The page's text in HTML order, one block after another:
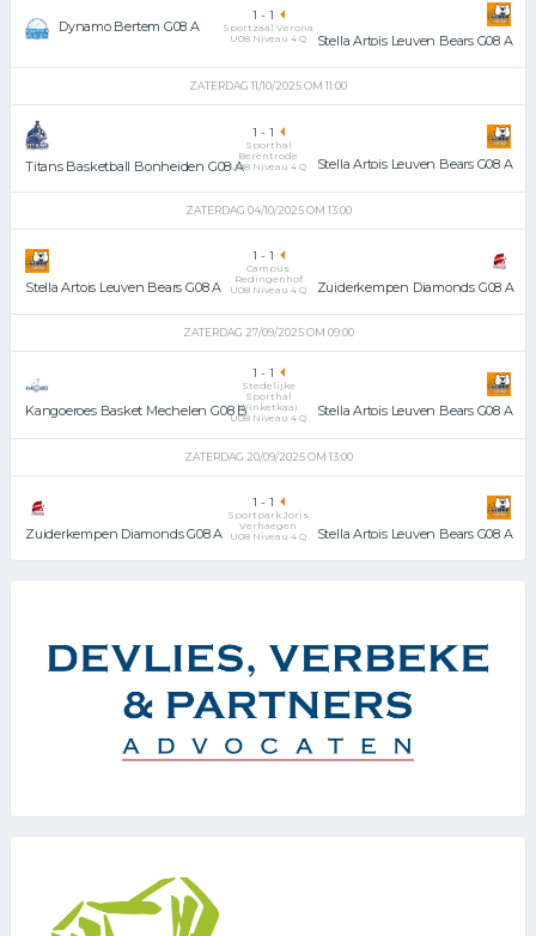
Dynamo Bertem G08 A
1 - 1
Sportzaal Verona
U08 Niveau 4 Q
Stella Artois Leuven Bears G08 A
ZATERDAG 11/10/2025 OM 11:00
Titans Basketball Bonheiden G08 A
1 - 1
Sporthal
Berentrode
U08 Niveau 4 Q
Stella Artois Leuven Bears G08 A
ZATERDAG 04/10/2025 OM 13:00
Stella Artois Leuven Bears G08 A
1 - 1
Campus
Redingenhof
U08 Niveau 4 Q
Zuiderkempen Diamonds G08 A
ZATERDAG 27/09/2025 OM 09:00
Kangoeroes Basket Mechelen G08 B
1 - 1
Stedelijke
Sporthal
Winketkaai
U08 Niveau 4 Q
Stella Artois Leuven Bears G08 A
ZATERDAG 20/09/2025 OM 13:00
Zuiderkempen Diamonds G08 A
1 - 1
Sportpark Joris
Verhaegen
U08 Niveau 4 Q
Stella Artois Leuven Bears G08 A